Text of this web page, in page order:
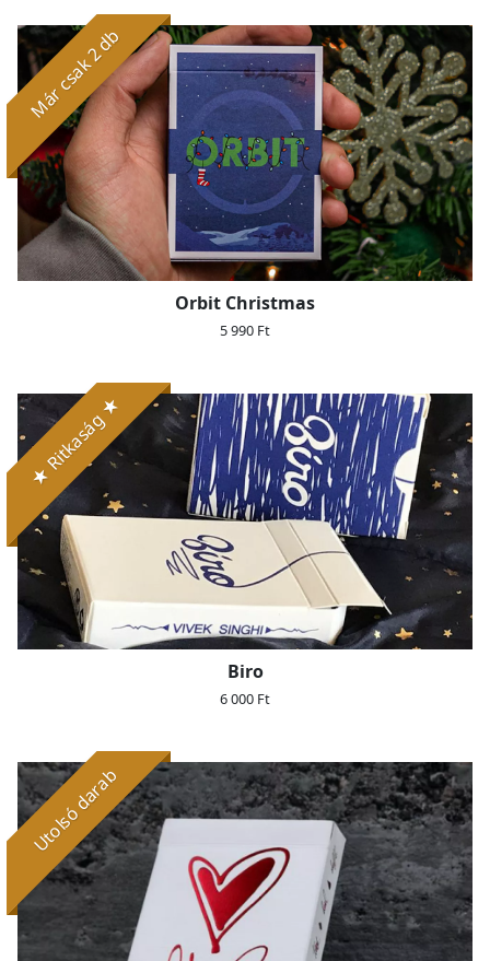
Már csak 2 db
Orbit Christmas
5 990 Ft
★ Ritkaság ★
Biro
6 000 Ft
Utolsó darab